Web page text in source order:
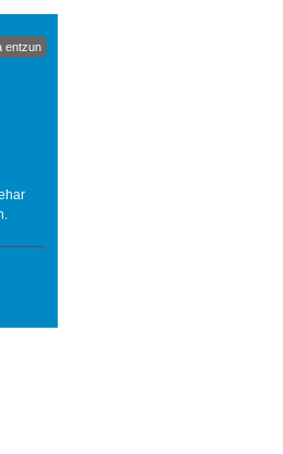
entzun